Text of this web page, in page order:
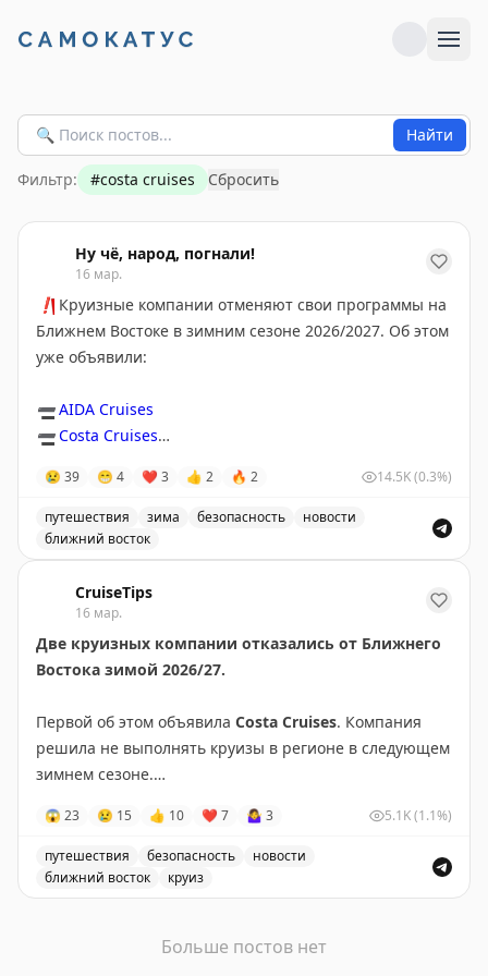
Найти
Фильтр: #costa cruises Сбросить
Ну чё, народ, погнали!
16 мар.
❗️ Круизные компании отменяют свои программы на
Ближнем Востоке в зимним сезоне 2026/2027. Об этом
уже объявили:
➖ AIDA Cruises
➖ Costa Cruises
Компании объяснили решение нестабильной
ситуацией с безопасностью и операционной
неопределённостью.
Также круизный сезон 2025/2026 раньше времени
завершили
CruisesиTUI Cruises.
😢 39 😁 4 ❤ 3 👍 2 🔥 2 14.5K(0.3%)
путешествия зима безопасность
новости
ближний восток
CruiseTips
16 мар.
Две круизных компании отказались от Ближнего
Востока зимой 2026/27.
Первой об этом объявила Costa Cruises. Компания
решила не выполнять круизы в регионе в следующем
зимнем сезоне.
Лайнер Costa Smeralda вместо Персидского залива
отправят на Канарские острова, где он будет
выполнять новый недельный маршрут между
Канарами и Мадейрой.
Вскоре похожее решение приняла и AIDA Cruises
😱 23 😢 15 👍 10 ❤ 7 🤷‍♀ 3 5.1K(1.1%)
путешествия безопасность
новости
ближний восток
круиз
Больше постов нет